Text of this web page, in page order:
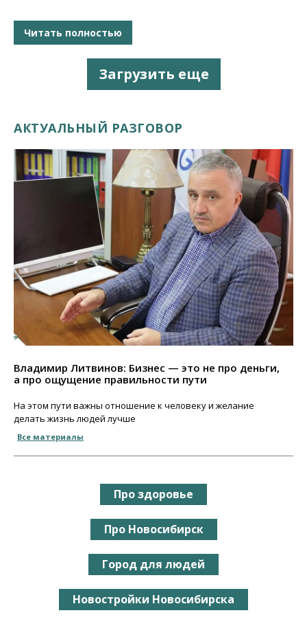
Читать полностью
Загрузить еще
АКТУАЛЬНЫЙ РАЗГОВОР
Владимир Литвинов: Бизнес — это не про деньги,
а про ощущение правильности пути
На этом пути важны отношение к человеку и желание
делать жизнь людей лучше
Все материалы
Про здоровье
Про Новосибирск
Город для людей
Новостройки Новосибирска